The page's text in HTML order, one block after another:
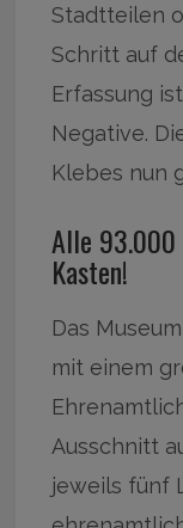
Stadtteilen
Schritt auf
Erfassung
Negative.
Klebes nun
Alle
Kasten!
Das
mit einem
Ausschnitt
jeweils fünf